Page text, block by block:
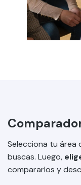
Selecciona tu área
buscas. Luego,
compararlos y